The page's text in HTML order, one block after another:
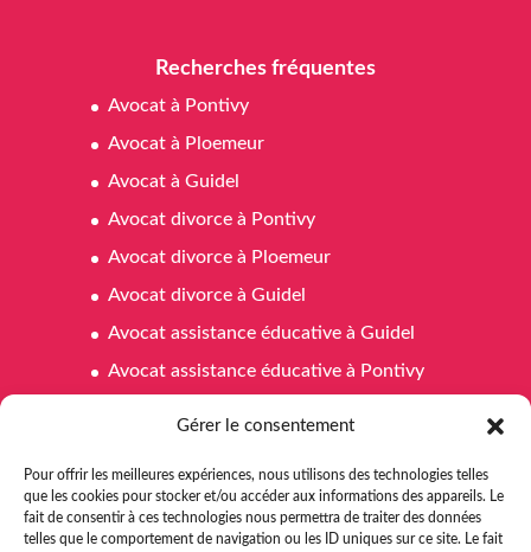
Gérer le consentement
Pour offrir les meilleures expériences, nous utilisons des technologies telles
que les cookies pour stocker et/ou accéder aux informations des appareils. Le
fait de consentir à ces technologies nous permettra de traiter des données
telles que le comportement de navigation ou les ID uniques sur ce site. Le fait
Recherches fréquentes
Avocat à Pontivy
Avocat à Ploemeur
Avocat à Guidel
Avocat divorce à Pontivy
Avocat divorce à Ploemeur
Avocat divorce à Guidel
Avocat assistance éducative à Guidel
Avocat assistance éducative à Pontivy
Avocat affaires familiales à Ploemeur
Avocat affaires familiales à Guidel